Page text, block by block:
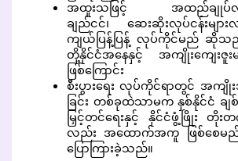
အထူးသဖြင့် အထည်ချုပ်လုပ်
ချည်ငင်၊ ဆေးဆိုးလုပ်ငန်းမျ
ကျယ်ပြန့်ပြန့် လုပ်ကိုင်မည် ဆို
တို့နိုင်ငံအနေနှင့် အကျိုးကျေးဇူး
ဖြစ်ကြောင်း
စီးပွားရေး လုပ်ကိုင်ရာတွင် အက
ခြင်း တစ်ခုထဲသာမက နှစ်နိုင်ငံ ချ
မြှင့်တင်ရေးနှင့် နိုင်ငံဖွံ့ဖြိုး တို
လည်း အထောက်အကူ ဖြစ်စေမည်
ပြောကြားခဲ့သည်။